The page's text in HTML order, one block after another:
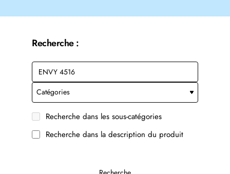
Recherche :
Recherche dans les sous-catégories
Recherche dans la description du produit